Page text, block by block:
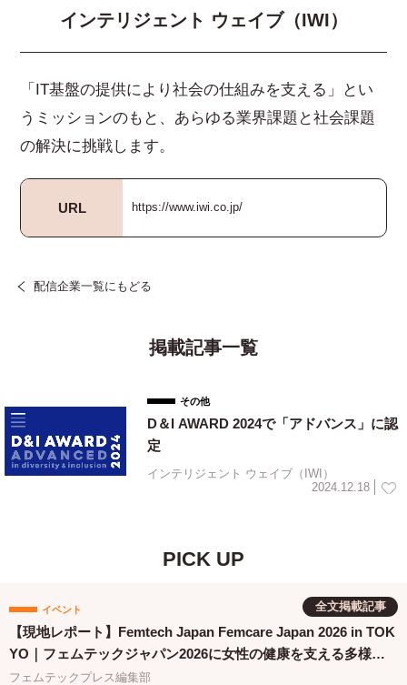
インテリジェント ウェイブ（IWI）
「IT基盤の提供により社会の仕組みを支える」とい
うミッションのもと、あらゆる業界課題と社会課題
の解決に挑戦します。
URL https://www.iwi.co.jp/
配信企業一覧にもどる
掲載記事一覧
その他
D＆I AWARD 2024で「アドバンス」に認
定
インテリジェント ウェイブ（IWI）
2024.12.18
PICK UP
全文掲載記事
イベント
【現地レポート】Femtech Japan Femcare Japan 2026 in TOK
YO｜フェムテックジャパン2026に女性の健康を支える多様な
取り組みが集結
フェムテックプレス編集部